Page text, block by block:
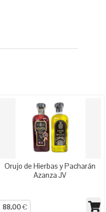
Orujo de Hierbas y Pacharán
Azanza JV
88,00€